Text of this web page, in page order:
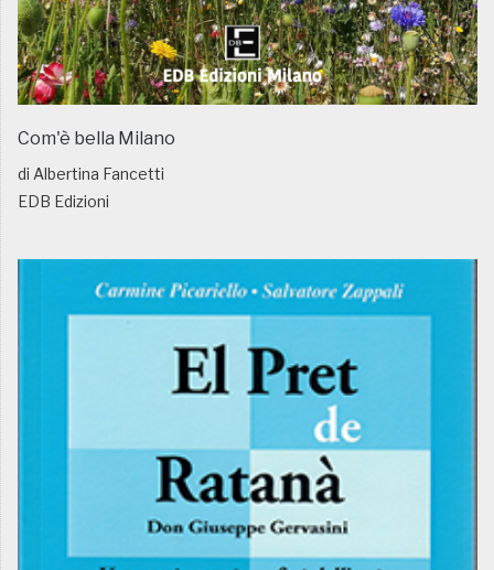
Com'è bella Milano
di Albertina Fancetti
EDB Edizioni